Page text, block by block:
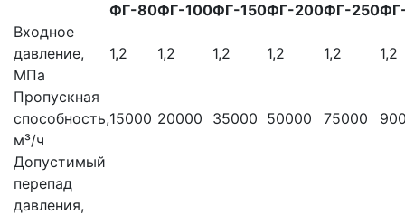
ФГ-80ФГ-100ФГ-150ФГ-200ФГ-250
Входное
давление,
МПа
1,2 1,2 1,2 1,2 1,2 1,2
Пропускная
способность,
м³/ч
15000 20000 35000 50000 75000
Допустимый
перепад
давления,